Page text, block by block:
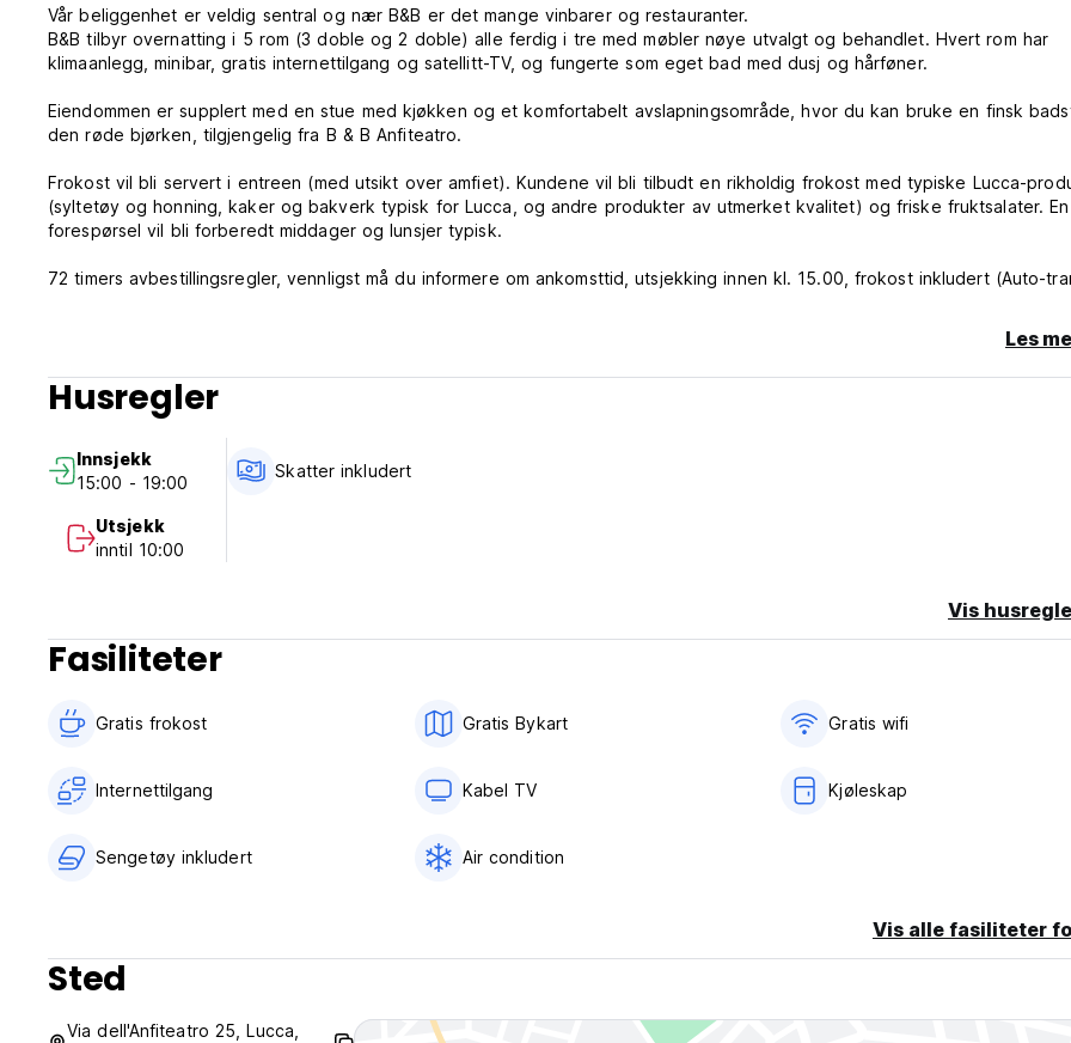
Vår beliggenhet er veldig sentral og nær B&B er det mange vinbarer og restauranter.
B&B tilbyr overnatting i 5 rom (3 doble og 2 doble) alle ferdig i tre med møbler nøye utvalgt og behandlet. Hvert rom har
klimaanlegg, minibar, gratis internettilgang og satellitt-TV, og fungerte som eget bad med dusj og hårføner.
Eiendommen er supplert med en stue med kjøkken og et komfortabelt avslapningsområde, hvor du kan bruke en finsk
den røde bjørken, tilgjengelig fra B & B Anfiteatro.
Frokost vil bli servert i entreen (med utsikt over amfiet). Kundene vil bli tilbudt en rikholdig frokost med typiske Lucca-
(syltetøy og honning, kaker og bakverk typisk for Lucca, og andre produkter av utmerket kvalitet) og friske fruktsalater. En
forespørsel vil bli forberedt middager og lunsjer typisk.
72 timers avbestillingsregler, vennligst må du informere om ankomsttid, utsjekking innen kl. 15.00, frokost inkludert (Auto-
Les
Husregler
Innsjekk
15:00 - 19:00
Utsjekk
inntil 10:00
Skatter inkludert
Vis
Fasiliteter
Gratis frokost‎ Gratis Bykart Gratis wifi‎
Internettilgang Kabel TV Kjøleskap
Sengetøy inkludert Air condition
Vis alle fasiliteter
Sted
Via dell'Anfiteatro 25, Lucca,